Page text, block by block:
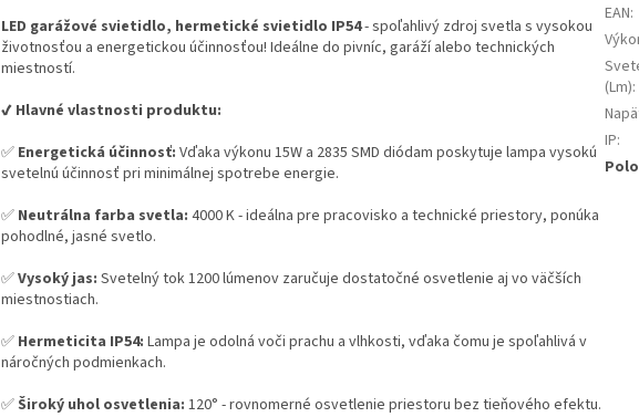
LED garážové svietidlo, hermetické svietidlo IP54- spoľahlivý zdroj svetla s vysokou
životnosťou a energetickou účinnosťou! Ideálne do pivníc, garáží alebo technických
miestností.
✔️ Hlavné vlastnosti produktu:
✅ Energetická účinnosť: Vďaka výkonu 15W a 2835 SMD diódam poskytuje lampa vysokú
svetelnú účinnosť pri minimálnej spotrebe energie.
✅ Neutrálna farba svetla: 4000 K - ideálna pre pracovisko a technické priestory, ponúka
pohodlné, jasné svetlo.
✅Vysoký jas: Svetelný tok 1200 lúmenov zaručuje dostatočné osvetlenie aj vo väčších
miestnostiach.
✅ Hermeticita IP54: Lampa je odolná voči prachu a vlhkosti, vďaka čomu je spoľahlivá v
náročných podmienkach.
✅Široký uhol osvetlenia: 120° - rovnomerné osvetlenie priestoru bez tieňového efektu.
EAN:
(Lm):
IP: